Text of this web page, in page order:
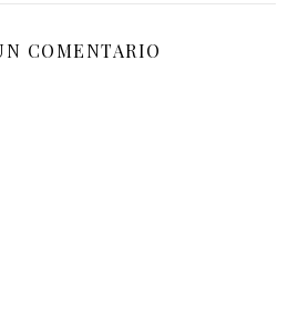
COMENTARIO